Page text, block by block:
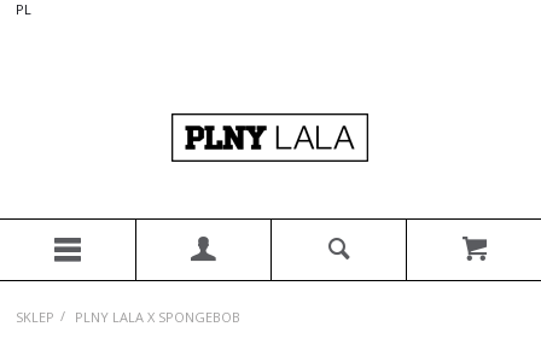
PL
SKLEP / PLNY LALA X SPONGEBOB